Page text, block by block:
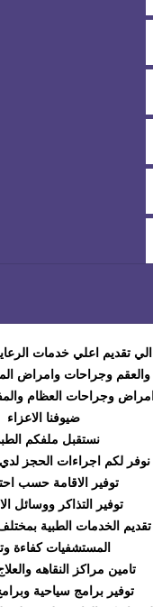
تقديم اعلي خدمات
وجراحات وامراض
وجراحات العظام
ضيوفنا الاعزاء
نستقبل ملفكم
نوفر لكم اجراءات الحجز لدي
توفير الاقامةحسب
توفير التذاكر ووسائل
تقديم الخدمات الطبية بمختلف
المستشفيات كفاءة
تامين مراكز النقاهه
توفير برامج سياحية